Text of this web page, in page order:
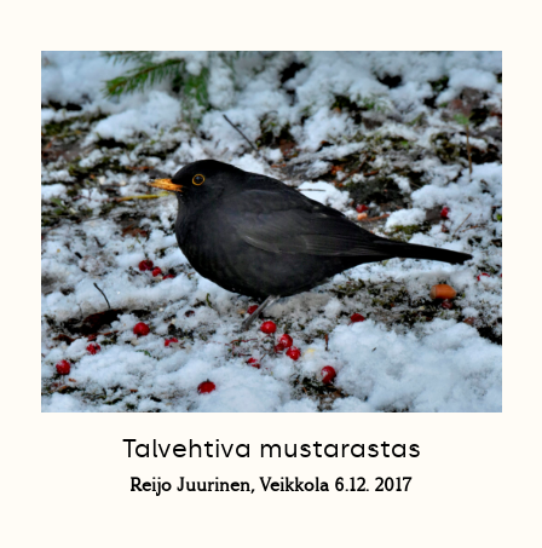
Talvehtiva mustarastas
Reijo Juurinen, Veikkola 6.12. 2017